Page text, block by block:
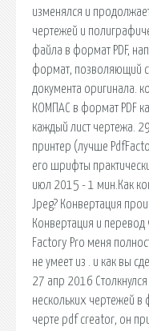
изменялся и
чертежей и
файла в формат PDF,
формат, позволяющий
документа оригинала.
КОМПАС в формат PDF
каждый лист чертежа.
принтер (лучше
его шрифты
июл 2015 - 1 мин.Как
Jpeg? Конвертация
Конвертация и
Factory Pro меня
не умеет из . и как вы
27 апр 2016
нескольких чертежей
черте pdf creator, он